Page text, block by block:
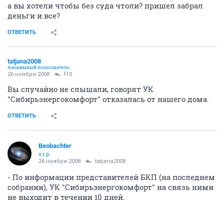
а вы хотели чтобы без суда чтоли? пришел забрал
деньги и все?
ОТВЕТИТЬ
tatjana2008
Анонимный пользователь
26 ноября 2008 f10
Вы случайно не слышали, говорят УК
"Сибирьэнергокомфорт" отказалась от нашего дома.
ОТВЕТИТЬ
Beobachter
v.i.p.
26 ноября 2008 tatjana2008
- По информации представителей БКП (на последнем
собрании), УК "Сибирьэнергокомфорт" на связь ними
не выходит в течении 10 дней.